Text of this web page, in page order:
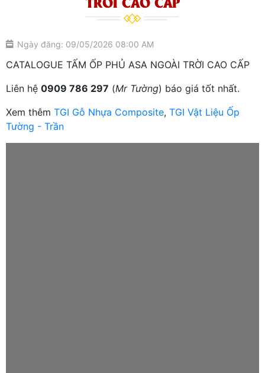
Ngày đăng: 09/05/2026 08:00 AM
CATALOGUE TẤM ỐP PHỦ ASA NGOÀI TRỜI CAO CẤP
Liên hệ 0909 786 297 (Mr Tường) báo giá tốt nhất.
Xem thêm TGI Gỗ Nhựa Composite, TGI Vật Liệu Ốp
Tường - Trần